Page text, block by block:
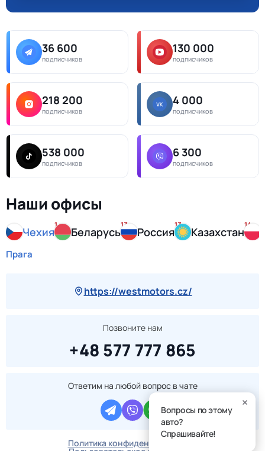
36 600
подписчиков
130 000
подписчиков
218 200
подписчиков
4 000
подписчиков
538 000
подписчиков
6 300
подписчиков
Наши офисы
Чехия
1
Беларусь
13
Россия
13
Казахстан
14
Прага
https://westmotors.cz/
Позвоните нам
+48 577 777 865
Ответим на любой вопрос в чате
Политика конфиденциальности
Вопросы по этому
авто?
Спрашивайте!